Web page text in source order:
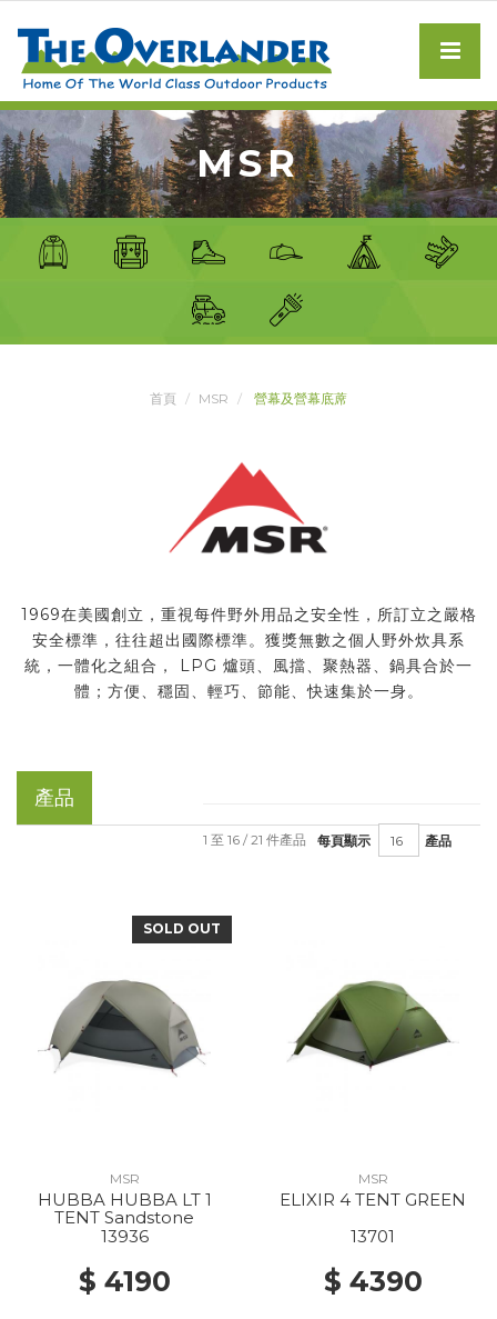
MSR
首頁 MSR 營幕及營幕底蓆
1969在美國創立，重視每件野外用品之安全性，所訂立之嚴格
安全標準，往往超出國際標準。獲獎無數之個人野外炊具系
統，一體化之組合， LPG 爐頭、風擋、聚熱器、鍋具合於一
體；方便、穩固、輕巧、節能、快速集於一身。
產品
每頁顯示 產品
1 至 16 / 21 件產品
SOLD OUT
MSR
HUBBA HUBBA LT 1
TENT Sandstone
13936
$ 4190
MSR
ELIXIR 4 TENT GREEN
13701
$ 4390